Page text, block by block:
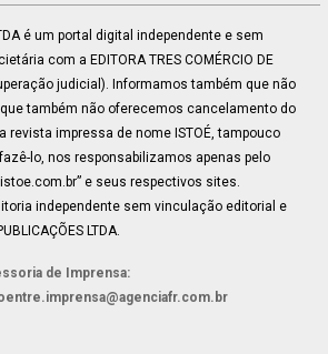
é um portal digital independente e sem
com a EDITORA TRES COMÉRCIO DE
judicial). Informamos também que não
também não oferecemos cancelamento do
revista impressa de nome ISTOÉ, tampouco
lo, nos responsabilizamos apenas pelo
e seus respectivos sites.
independente sem vinculação editorial e
LTDA.
de Imprensa: